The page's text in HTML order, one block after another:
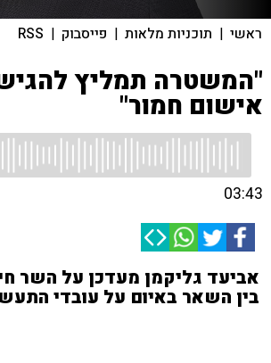
ראשי | תוכניות מלאות | פייסבוק |
RSS
"המשטרה תמליץ
אישום חמור"
03:43
אביעד גליקמן מעדכן על השר
בין השאר באיום על עובדי